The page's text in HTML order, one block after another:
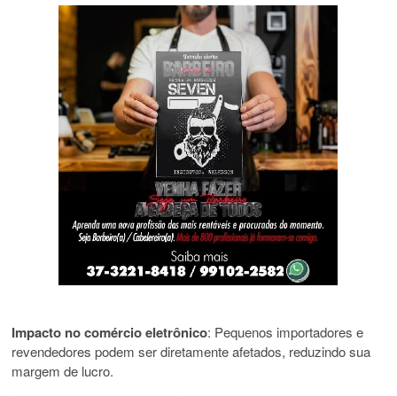
Impacto no comércio eletrônico: Pequenos importadores e
revendedores podem ser diretamente afetados, reduzindo sua
margem de lucro.